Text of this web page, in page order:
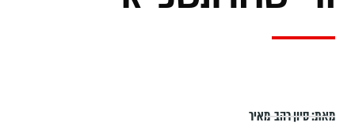
מאת:סיון רהב-מאיר